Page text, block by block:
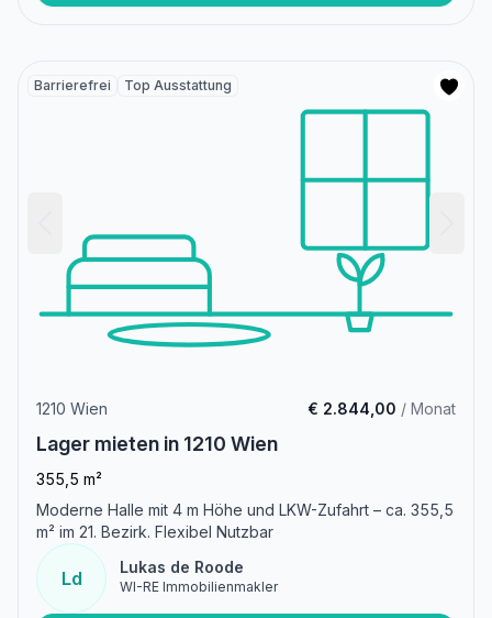
Barrierefrei Top Ausstattung
1210 Wien € 2.844,00 / Monat
Lager mieten in 1210 Wien
355,5 m²
Moderne Halle mit 4 m Höhe und LKW-Zufahrt – ca. 355,5
m² im 21. Bezirk. Flexibel Nutzbar
Ld
Lukas de Roode
WI-RE Immobilienmakler